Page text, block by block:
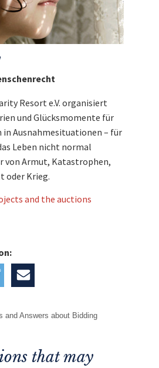
Resort e.V. organisiert
und Glücksmomente für
in Ausnahmesituationen – für
Leben nicht normal
von Armut, Katastrophen,
oder Krieg.
and the auctions
and Answers about Bidding
that may